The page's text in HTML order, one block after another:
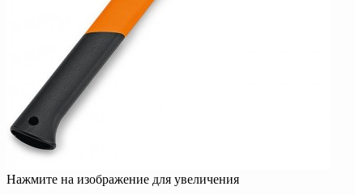
Нажмите на изображение для увеличения